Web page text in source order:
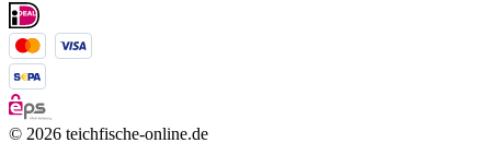
© 2026 teichfische-online.de